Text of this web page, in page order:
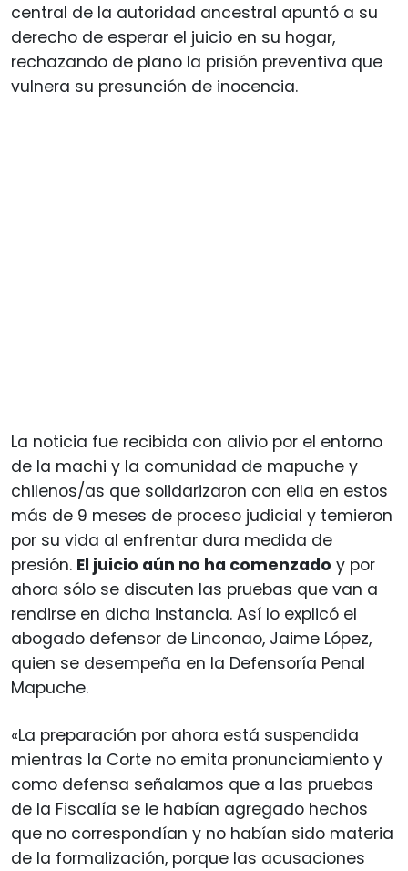
central de la autoridad ancestral apuntó a su
derecho de esperar el juicio en su hogar,
rechazando de plano la prisión preventiva que
vulnera su presunción de inocencia.
La noticia fue recibida con alivio por el entorno
de la machi y la comunidad de mapuche y
chilenos/as que solidarizaron con ella en estos
más de 9 meses de proceso judicial y temieron
por su vida al enfrentar dura medida de
presión. El juicio aún no ha comenzado y por
ahora sólo se discuten las pruebas que van a
rendirse en dicha instancia. Así lo explicó el
abogado defensor de Linconao, Jaime López,
quien se desempeña en la Defensoría Penal
Mapuche.
«La preparación por ahora está suspendida
mientras la Corte no emita pronunciamiento y
como defensa señalamos que a las pruebas
de la Fiscalía se le habían agregado hechos
que no correspondían y no habían sido materia
de la formalización, porque las acusaciones